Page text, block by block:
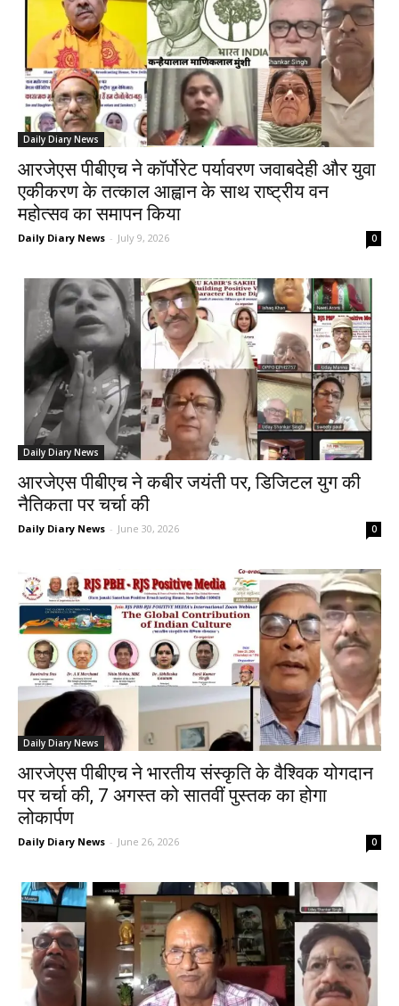
Daily Diary News
आरजेएस पीबीएच ने कॉर्पोरेट पर्यावरण जवाबदेही और युवा
एकीकरण के तत्काल आह्वान के साथ राष्ट्रीय वन
महोत्सव का समापन किया
Daily Diary News - July 9, 2026 0
Daily Diary News
आरजेएस पीबीएच ने कबीर जयंती पर, डिजिटल युग की
नैतिकता पर चर्चा की
Daily Diary News - June 30, 2026 0
Daily Diary News
आरजेएस पीबीएच ने भारतीय संस्कृति के वैश्विक योगदान
पर चर्चा की, 7 अगस्त को सातवीं पुस्तक का होगा
लोकार्पण
Daily Diary News - June 26, 2026 0